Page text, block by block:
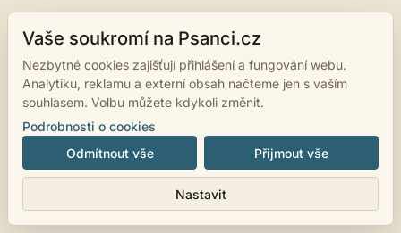
Vaše soukromí na Psanci.cz
Nezbytné cookies zajišťují přihlášení a fungování webu.
Analytiku, reklamu a externí obsah načteme jen s vaším
souhlasem. Volbu můžete kdykoli změnit.
Podrobnosti o cookies
Odmítnout vše
Nastavit
Přijmout vše